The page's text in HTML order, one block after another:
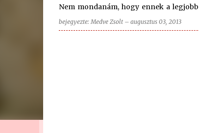
Nem mondanám, hogy ennek a
konyhánkban, de az íze kárpótol
gombás rizs, kukoricás rizs, vagy
bejegyezte:Medve Zsolt – augusztus 03, 2013